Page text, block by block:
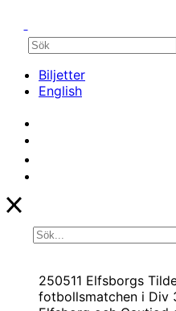
Biljetter
English
250511 Elfsborgs
fotbollsmatchen i Div